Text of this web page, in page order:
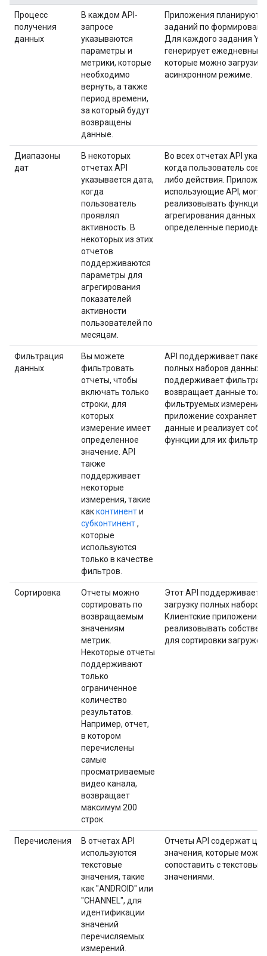
Процесс
получения
данных
В каждом API-
запросе
указываются
параметры и
метрики, которые
необходимо
вернуть, а также
период времени,
за который будут
возвращены
данные.
Приложения планируют
заданий по
Для каждого задания
генерирует ежедневные
которые можно
асинхронном режиме.
Диапазоны
дат
В некоторых
отчетах API
указывается дата,
когда
пользователь
проявлял
активность. В
некоторых из этих
отчетов
поддерживаются
параметры для
агрегирования
показателей
активности
пользователей по
месяцам.
Во всех отчетах API
когда пользователь
либо действия.
использующие API, могут
реализовывать функции
агрегирования данных за
определенные периоды
Фильтрация
данных
Вы можете
фильтровать
отчеты, чтобы
включать только
строки, для
которых
измерение имеет
определенное
значение. API
также
поддерживает
некоторые
измерения, такие
какконтиненти
субконтинент,
которые
используются
только в качестве
фильтров.
API поддерживает
полных наборов данных.
поддерживает
возвращает данные
фильтруемых измерений.
приложение сохраняет
данные и реализует
функции для их
Сортировка
Отчеты можно
сортировать по
возвращаемым
значениям
метрик.
Некоторые отчеты
поддерживают
только
ограниченное
количество
результатов.
Например, отчет,
в котором
перечислены
самые
просматриваемые
видео канала,
возвращает
максимум 200
строк.
Этот API поддерживает
загрузку полных
Клиентские приложения
реализовывать
для сортировки
Перечисления
В отчетах API
используются
текстовые
значения, такие
как "ANDROID" или
"CHANNEL", для
идентификации
значений
перечисляемых
измерений.
Отчеты API содержат
значения, которые можно
сопоставить с
значениями.